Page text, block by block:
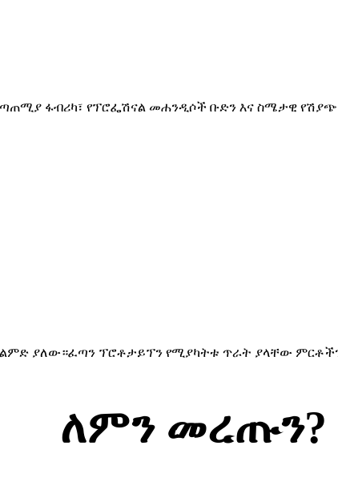
ፋብሪካ፣ የፕሮፌሽናል መሐንዲሶች ቡድን እና ስሜታዊ
ልምድ ያለው።ፈጣን ፕሮቶታይፕን የሚያካትቱ ጥራት ያላቸው
ለምን መረጡን?